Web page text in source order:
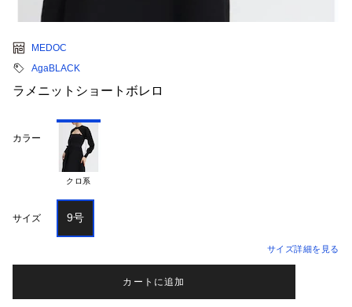
MEDOC
AgaBLACK
ラメニットショートボレロ
カラー
クロ系
サイズ 9号
サイズ詳細を見る
カートに追加